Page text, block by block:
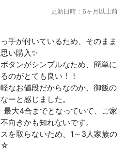
更新日時：6ヶ月以上前
手が付いているため、そのまま
い購入✨
タンがシンプルなため、簡単に
のがとても良い！！
なお値段だからなのか、御飯の
ーと感じました。
最大4合までとなっていて、ご家
向きかも知れないです。
を取らないため、1～3人家族の
☆